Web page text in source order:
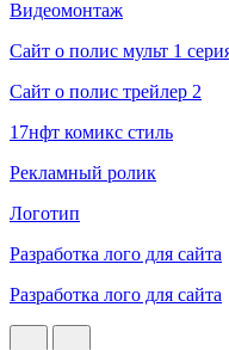
Видеомонтаж
Сайт о полис мульт 1
Сайт о полис трейлер 2
17нфт комикс стиль
Рекламный ролик
Логотип
Разработка лого для сайта
Разработка лого для сайта